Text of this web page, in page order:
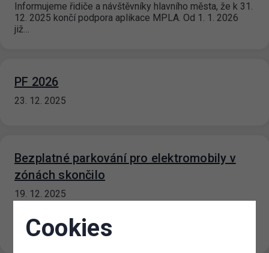
Informujeme řidiče a návštěvníky hlavního města, že k 31.
12. 2025 končí podpora aplikace MPLA. Od 1. 1. 2026
již…
PF 2026
23. 12. 2025
Bezplatné parkování pro elektromobily v
zónách skončilo
19. 12. 2025
registrační značkou ze série EL (nízkoemisní vozidla,
zejména tzv.…
Cookies